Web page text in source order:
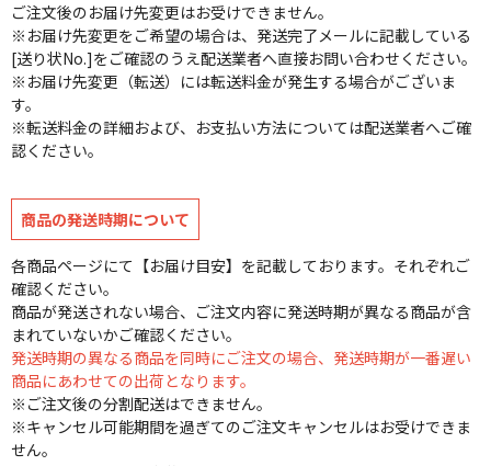
ご注文後のお届け先変更はお受けできません。
※お届け先変更をご希望の場合は、発送完了メールに記載している
[送り状No.]をご確認のうえ配送業者へ直接お問い合わせください。
※お届け先変更（転送）には転送料金が発生する場合がございま
す。
※転送料金の詳細および、お支払い方法については配送業者へご確
認ください。
商品の発送時期について
各商品ページにて【お届け目安】を記載しております。それぞれご
確認ください。
商品が発送されない場合、ご注文内容に発送時期が異なる商品が含
まれていないかご確認ください。
発送時期の異なる商品を同時にご注文の場合、発送時期が一番遅い
商品にあわせての出荷となります。
※ご注文後の分割配送はできません。
※キャンセル可能期間を過ぎてのご注文キャンセルはお受けできま
せん。